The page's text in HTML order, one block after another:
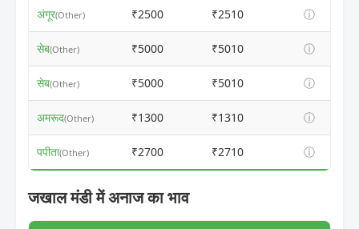
अंगूर(Other) ₹2500 ₹2510 ⓘ
सेब(Other) ₹5000 ₹5010 ⓘ
सेब(Other) ₹5000 ₹5010 ⓘ
अमरूद(Other) ₹1300 ₹1310 ⓘ
पपीता(Other) ₹2700 ₹2710 ⓘ
जखाल मंडी में अनाज का भाव